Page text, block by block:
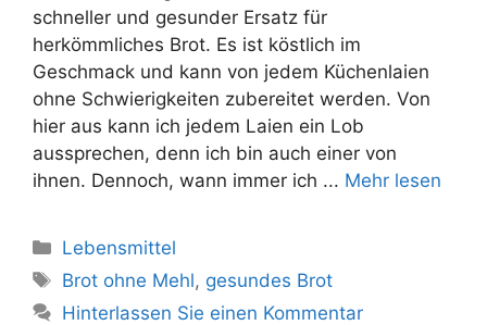
schneller und gesunder Ersatz für
herkömmliches Brot. Es ist köstlich im
Geschmack und kann von jedem Küchenlaien
ohne Schwierigkeiten zubereitet werden. Von
hier aus kann ich jedem Laien ein Lob
aussprechen, denn ich bin auch einer von
ihnen. Dennoch, wann immer ich ... Mehr lesen
Kategorien
Lebensmittel
Tags
Brot ohne Mehl, gesundes Brot
Hinterlassen Sie einen Kommentar